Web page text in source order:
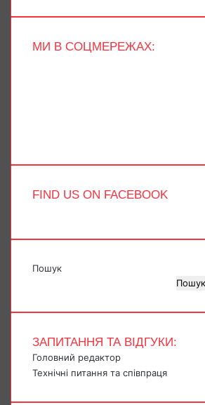
МИ В СОЦМЕРЕЖАХ:
FIND US ON FACEBOOK
Пошук
Пошук
ЗАПИТАННЯ ТА ВІДГУКИ:
Головний редактор
Технічні питання та співпраця